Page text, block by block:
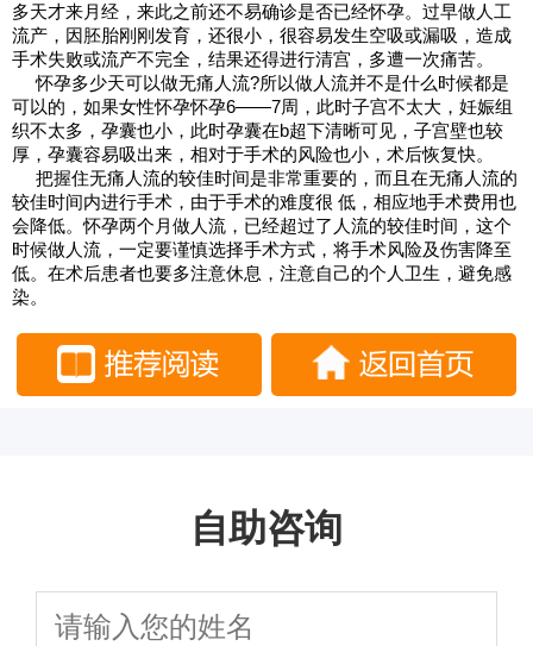
多天才来月经，来此之前还不易确诊是否已经怀孕。过早做人工
流产，因胚胎刚刚发育，还很小，很容易发生空吸或漏吸，造成
手术失败或流产不完全，结果还得进行清宫，多遭一次痛苦。
怀孕多少天可以做无痛人流?所以做人流并不是什么时候都是
可以的，如果女性怀孕怀孕6——7周，此时子宫不太大，妊娠组
织不太多，孕囊也小，此时孕囊在b超下清晰可见，子宫壁也较
厚，孕囊容易吸出来，相对于手术的风险也小，术后恢复快。
把握住无痛人流的较佳时间是非常重要的，而且在无痛人流的
较佳时间内进行手术，由于手术的难度很 低，相应地手术费用也
会降低。怀孕两个月做人流，已经超过了人流的较佳时间，这个
时候做人流，一定要谨慎选择手术方式，将手术风险及伤害降至
低。在术后患者也要多注意休息，注意自己的个人卫生，避免感
染。
自助咨询